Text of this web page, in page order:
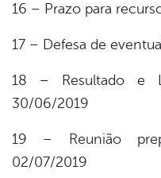
16 – Prazo para
17 – Defesa de
18 – Resultado e
30/06/2019
19 – Reunião
02/07/2019